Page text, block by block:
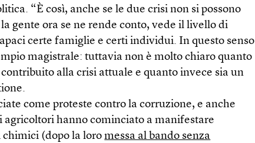
“È così, anche se le due crisi non si possono
gente ora se ne rende conto, vede il livello di
certe famiglie e certi individui. In questo senso
magistrale: tuttavia non è molto chiaro quanto
alla crisi attuale e quanto invece sia un
come proteste contro la corruzione, e anche
agricoltori hanno cominciato a manifestare
(dopo la loromessa al bando senza